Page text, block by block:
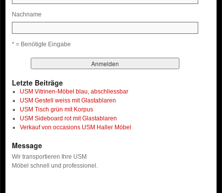
Nachname
* = Benötigte Eingabe
Letzte Beiträge
USM Vitrinen-Möbel blau, abschliessbar
USM Gestell weiss mit Glastablaren
USM Tisch grün mit Korpus
USM Sideboard rot mit Glastablaren
Verkauf von occasions USM Haller Möbel
Message
Wir transportieren Ihre USM
Möbel schnell und professionel.